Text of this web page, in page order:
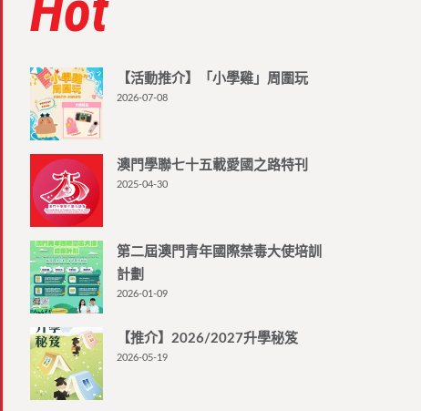
【活動推介】「小學雞」周圍玩
2026-07-08
澳門學聯七十五載愛國之路特刊
2025-04-30
第二屆澳門青年國際禁毒大使培訓
計劃
2026-01-09
【推介】2026/2027升學秘笈
2026-05-19